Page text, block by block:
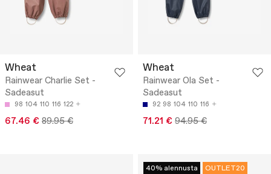
Wheat
Rainwear Charlie Set -
Sadeasut
98 104 110 116 122
67.46 € 89.95 €
Wheat
Rainwear Ola Set -
Sadeasut
92 98 104 110 116
71.21 € 94.95 €
40% alennusta OUTLET20